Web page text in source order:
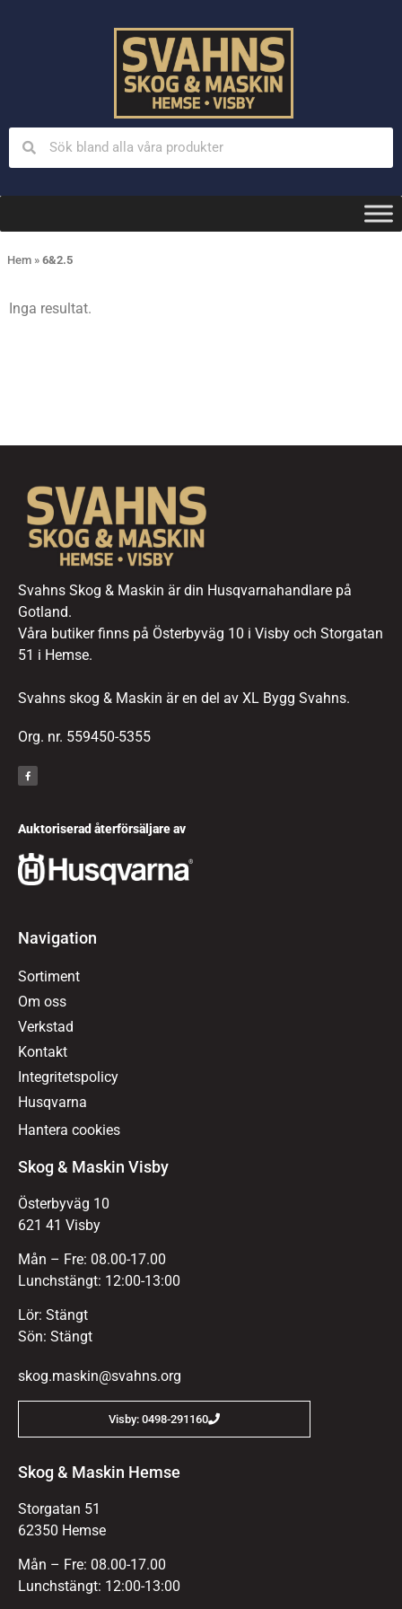
Hem » 6&2.5
Inga resultat.
Svahns Skog & Maskin är din Husqvarnahandlare på
Gotland.
Våra butiker finns på Österbyväg 10 i Visby och Storgatan
51 i Hemse.
Svahns skog & Maskin är en del av XL Bygg Svahns.
Org. nr. 559450-5355
Auktoriserad återförsäljare av
Navigation
Sortiment
Om oss
Verkstad
Kontakt
Integritetspolicy
Husqvarna
Hantera cookies
Skog & Maskin Visby
Österbyväg 10
621 41 Visby
Mån – Fre: 08.00-17.00
Lunchstängt: 12:00-13:00
Lör: Stängt
Sön: Stängt
skog.maskin@svahns.org
Visby: 0498-291160
Skog & Maskin Hemse
Storgatan 51
62350 Hemse
Mån – Fre: 08.00-17.00
Lunchstängt: 12:00-13:00